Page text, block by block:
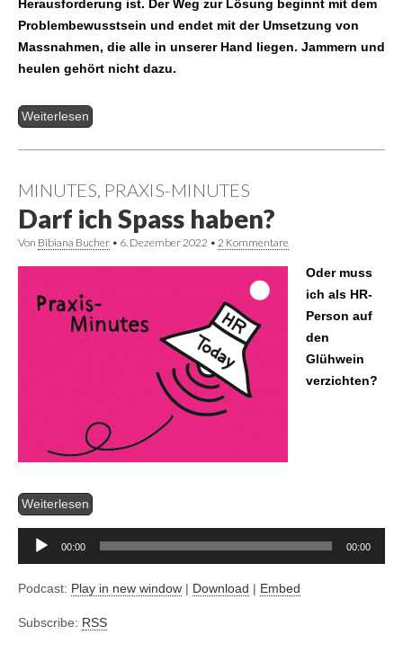
Herausforderung ist. Der Weg zur Lösung beginnt mit dem
Problembewusstsein und endet mit der Umsetzung von
Massnahmen, die alle in unserer Hand liegen. Jammern und
heulen gehört nicht dazu.
Weiterlesen
MINUTES, PRAXIS-MINUTES
Darf ich Spass haben?
Von Bibiana Bucher • 6. Dezember 2022 • 2 Kommentare
Oder muss
ich als HR-
Person auf
den
Glühwein
verzichten?
Weiterlesen
00:00 00:00
Podcast: Play in new window | Download | Embed
Subscribe: RSS